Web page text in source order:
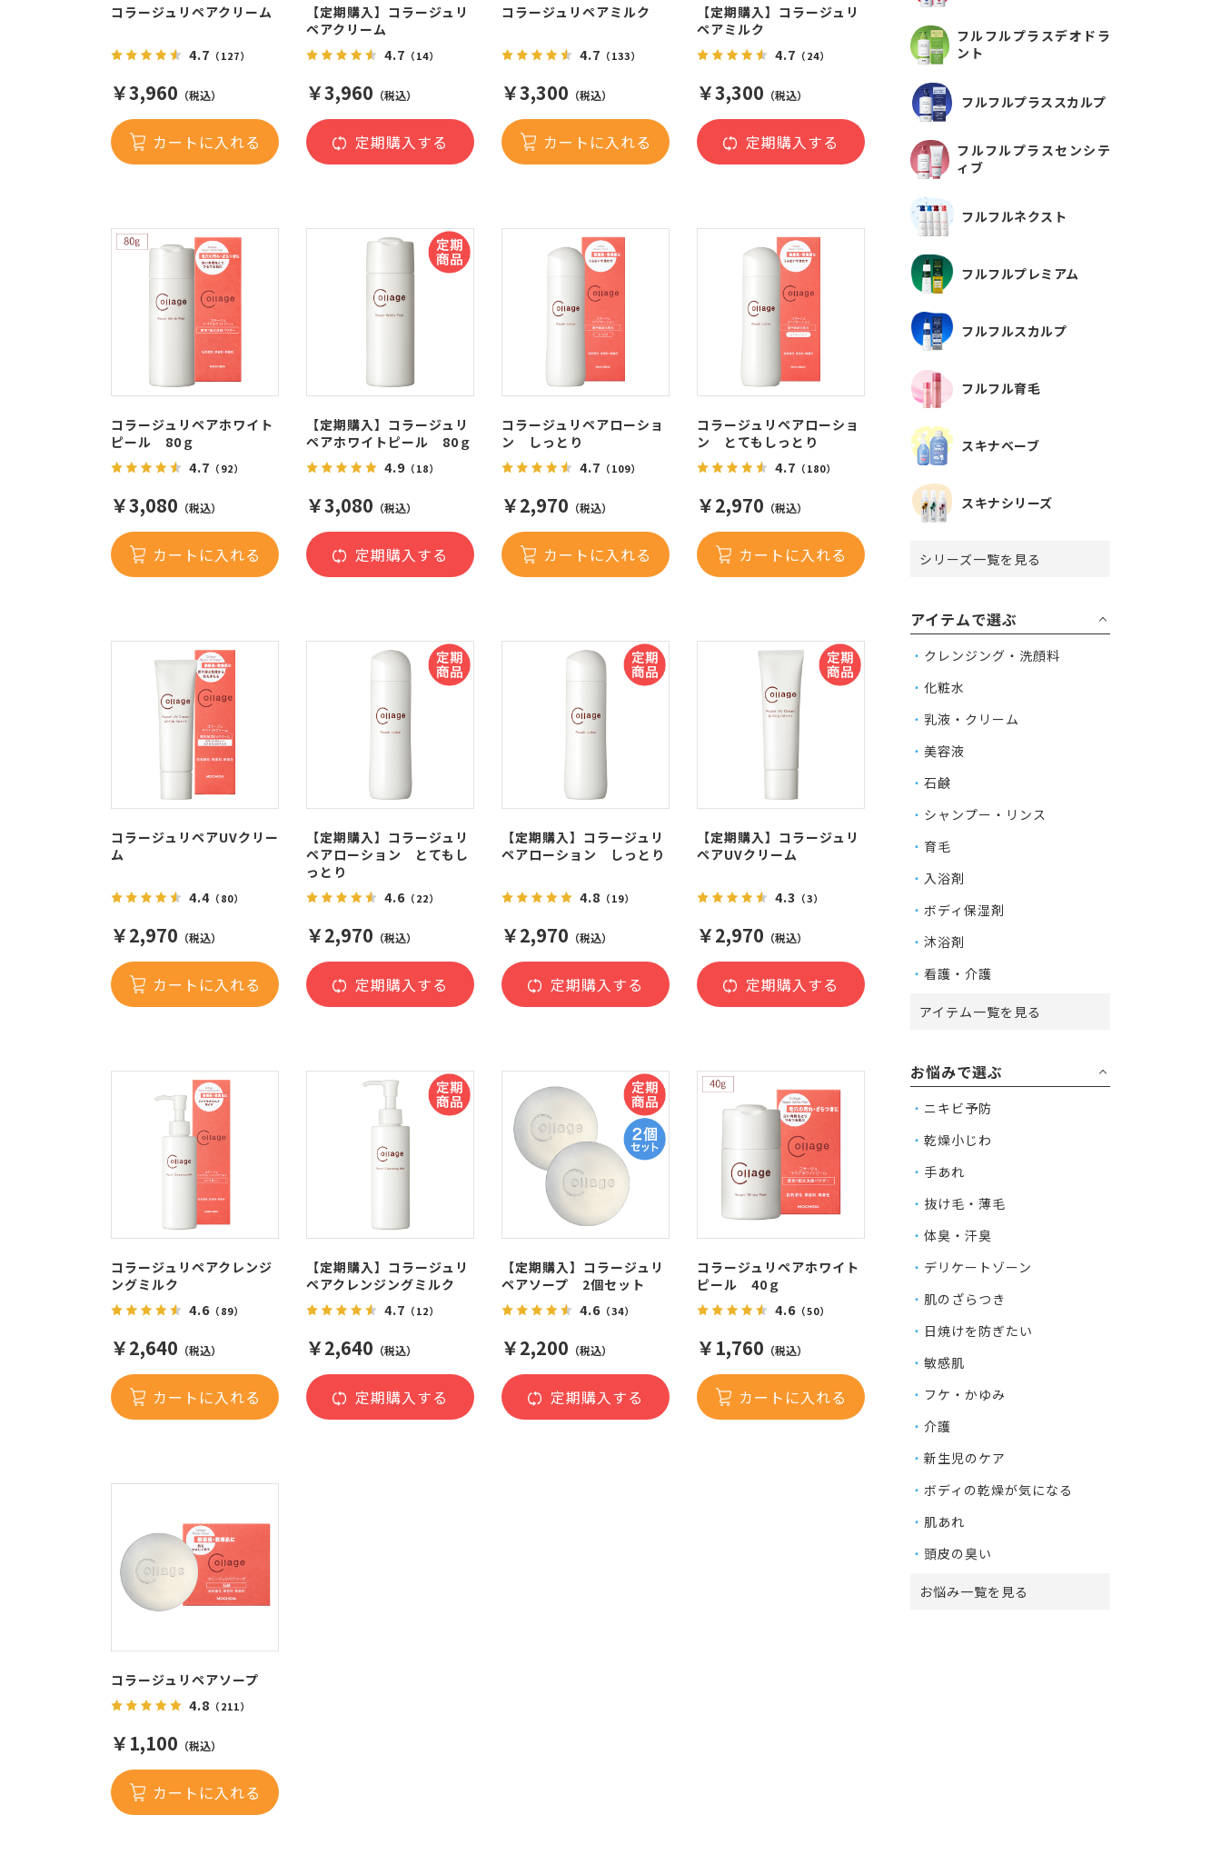
コラージュリペアクリーム
4.7 （127）
￥3,960 （税込）
カートに入れる
【定期購入】コラージュリ
ペアクリーム
4.7 （14）
￥3,960 （税込）
定期購入する
コラージュリペアミルク
4.7 （133）
￥3,300 （税込）
カートに入れる
【定期購入】コラージュリ
ペアミルク
4.7 （24）
￥3,300 （税込）
定期購入する
コラージュリペアホワイト
ピール 80ｇ
4.7 （92）
￥3,080 （税込）
カートに入れる
【定期購入】コラージュリ
ペアホワイトピール 80ｇ
4.9（18）
￥3,080 （税込）
定期購入する
コラージュリペアローショ
ン しっとり
4.7 （109）
￥2,970 （税込）
カートに入れる
コラージュリペアローショ
ン とてもしっとり
4.7 （180）
￥2,970 （税込）
カートに入れる
コラージュリペアUVクリー
ム
4.4 （80）
￥2,970 （税込）
カートに入れる
【定期購入】コラージュリ
ペアローション とてもし
っとり
4.6（22）
￥2,970 （税込）
定期購入する
【定期購入】コラージュリ
ペアローション しっとり
4.8 （19）
￥2,970 （税込）
定期購入する
【定期購入】コラージュリ
ペアUVクリーム
4.3 （3）
￥2,970 （税込）
定期購入する
コラージュリペアクレンジ
ングミルク
4.6（89）
￥2,640 （税込）
カートに入れる
【定期購入】コラージュリ
ペアクレンジングミルク
4.7 （12）
￥2,640 （税込）
定期購入する
【定期購入】コラージュリ
ペアソープ 2個セット
4.6（34）
￥2,200 （税込）
定期購入する
コラージュリペアホワイト
ピール 40ｇ
4.6（50）
￥1,760 （税込）
カートに入れる
コラージュリペアソープ
4.8 （211）
￥1,100 （税込）
カートに入れる
フルフルプラスデオドラ
ント
フルフルプラススカルプ
フルフルプラスセンシテ
ィブ
フルフルネクスト
フルフルプレミアム
フルフルスカルプ
フルフル育毛
スキナベーブ
スキナシリーズ
シリーズ一覧を見る
アイテムで選ぶ
クレンジング・洗顔料
化粧水
乳液・クリーム
美容液
石鹸
シャンプー・リンス
育毛
入浴剤
ボディ保湿剤
沐浴剤
看護・介護
アイテム一覧を見る
お悩みで選ぶ
ニキビ予防
乾燥小じわ
手あれ
抜け毛・薄毛
体臭・汗臭
デリケートゾーン
肌のざらつき
日焼けを防ぎたい
敏感肌
フケ・かゆみ
介護
新生児のケア
ボディの乾燥が気になる
肌あれ
頭皮の臭い
お悩み一覧を見る